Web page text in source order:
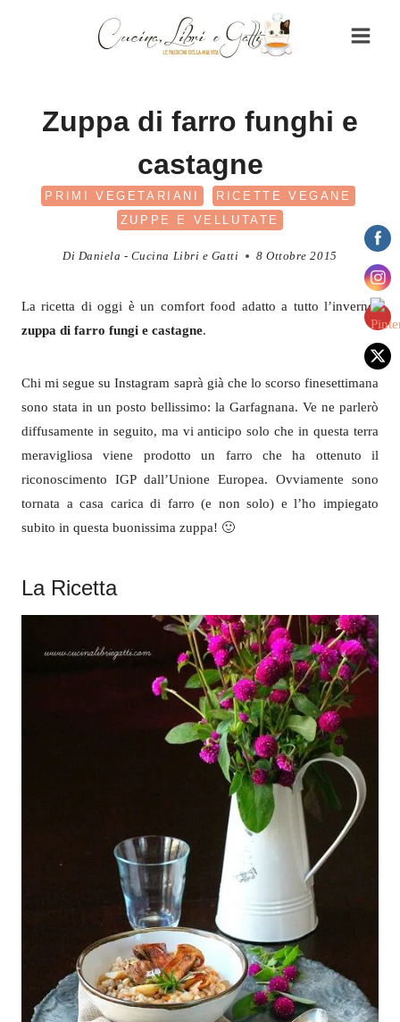
Zuppa di farro funghi e
castagne
PRIMI VEGETARIANI
RICETTE VEGANE
ZUPPE E VELLUTATE
Di Daniela - Cucina Libri e Gatti 8 Ottobre 2015
La ricetta di oggi è un comfort food adatto a tutto l’inverno:
zuppa di farro fungi e castagne.
Chi mi segue su Instagram saprà già che lo scorso finesettimana
sono stata in un posto bellissimo: la Garfagnana. Ve ne parlerò
diffusamente in seguito, ma vi anticipo solo che in questa terra
meravigliosa viene prodotto un farro che ha ottenuto il
riconoscimento IGP dall’Unione Europea. Ovviamente sono
tornata a casa carica di farro (e non solo) e l’ho impiegato
subito in questa buonissima zuppa! 🙂
La Ricetta